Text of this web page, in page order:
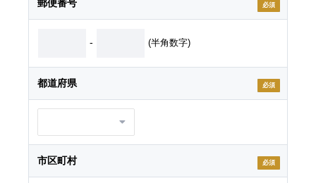
郵便番号 必須
- (半角数字)
都道府県 必須
市区町村 必須